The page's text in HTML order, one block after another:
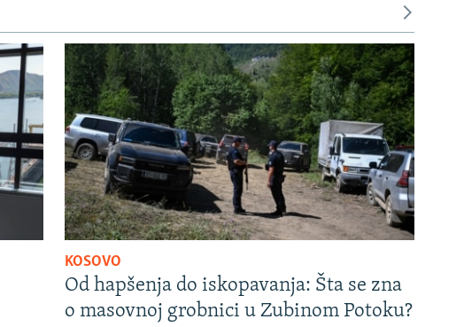
KOSOVO
Od hapšenja do iskopavanja: Šta se zna
o masovnoj grobnici u Zubinom Potoku?